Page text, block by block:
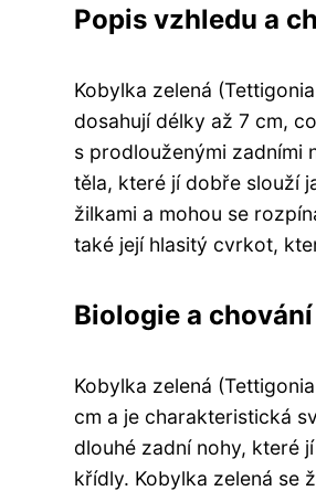
Popis vzhledu a
Kobylka zelená
dosahují délky až 7 cm,
s prodlouženými zadními
těla, které jí dobře slouží
žilkami a mohou se
také její hlasitý cvrkot,
Biologie a
Kobylka zelená
cm a je charakteristická
dlouhé zadní nohy, které
křídly. Kobylka zelená se